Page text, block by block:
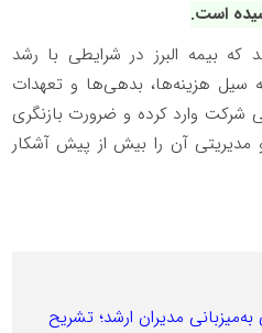
بیمه البرز در شرایطی با رشد
هزینه‌ها، بدهی‌ها و تعهدات
شرکت وارد کرده و ضرورت بازنگری
آن را بیش از پیش آشکار
مدیران ارشد؛ تشریح